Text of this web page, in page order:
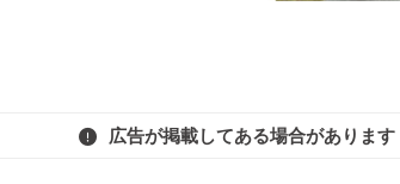
広告が掲載してある場合があります